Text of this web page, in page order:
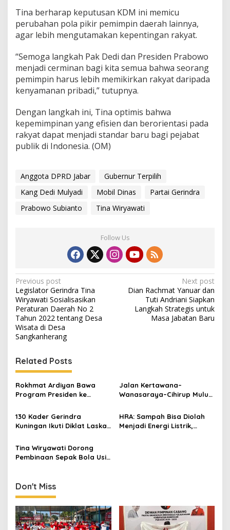
Tina berharap keputusan KDM ini memicu
perubahan pola pikir pemimpin daerah lainnya,
agar lebih mengutamakan kepentingan rakyat.
“Semoga langkah Pak Dedi dan Presiden Prabowo
menjadi cerminan bagi kita semua bahwa seorang
pemimpin harus lebih memikirkan rakyat daripada
kenyamanan pribadi,” tutupnya.
Dengan langkah ini, Tina optimis bahwa
kepemimpinan yang efisien dan berorientasi pada
rakyat dapat menjadi standar baru bagi pejabat
publik di Indonesia. (OM)
Anggota DPRD Jabar
Gubernur Terpilih
Kang Dedi Mulyadi
Mobil Dinas
Partai Gerindra
Prabowo Subianto
Tina Wiryawati
Follow Us
Post
navigation
Previous post
Legislator Gerindra Tina
Wiryawati Sosialisasikan
Peraturan Daerah No 2
Tahun 2022 tentang Desa
Wisata di Desa
Sangkanherang
Next post
Dian Rachmat Yanuar dan
Tuti Andriani Siapkan
Langkah Strategis untuk
Masa Jabatan Baru
Related Posts
Rokhmat Ardiyan Bawa
Program Presiden ke
Listrik Gratis Disalurkan
Jalan Kertawana–
Wanasaraya–Cihirup Mulus,
Perjuangan Anggota DPR RI
Rokhmat Ardiyan
130 Kader Gerindra
Kuningan Ikuti Diklat Laskar
Soliditas Hadapi Pileg 2029
HRA: Sampah Bisa Diolah
Menjadi Energi Listrik,
Tina Wiryawati Dorong
Pembinaan Sepak Bola Usia
Feyenoord
Don't Miss